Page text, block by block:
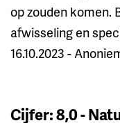
op zouden komen.
afwisseling en
16.10.2023 -
Cijfer: 8,0 -